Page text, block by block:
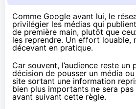
Comme Google avant lui, le
privilégier les médias qui
de première main, plutôt que
les reprendre. Un effort louable,
décevant en pratique.
Car souvent, l’audience reste un
décision de pousser un média
site sortant une information
bien plus importants ne sera
avant suivant cette règle.